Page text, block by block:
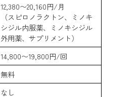
12,380〜20,160円/月
（スピロノラクトン、ミノキ
シジル内服薬、ミノキシジル
外用薬、サプリメント）
14,800〜19,800円/回
無料
なし